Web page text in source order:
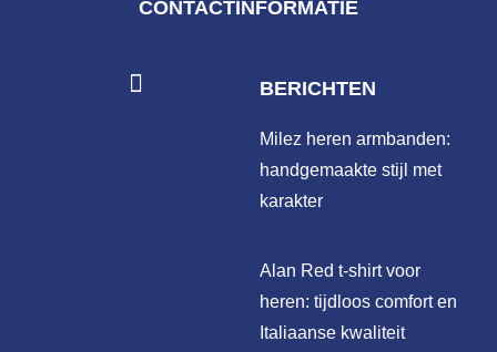
CONTACTINFORMATIE
BERICHTEN
Milez heren armbanden:
handgemaakte stijl met
karakter
Alan Red t-shirt voor
heren: tijdloos comfort en
Italiaanse kwaliteit